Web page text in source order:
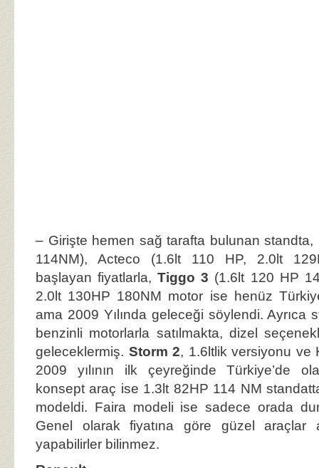
– Girişte hemen sağ tarafta bulunan standta,
114NM), Acteco (1.6lt 110 HP, 2.0lt
başlayan fiyatlarla,Tiggo 3 (1.6lt 120 HP
2.0lt 130HP 180NM motor ise henüz
ama 2009 Yılında geleceği söylendi. Ayrıca
benzinli motorlarla satılmakta, dizel
geleceklermiş. Storm 2, 1.6ltlik versiyonu ve
2009 yılının ilk çeyreğinde Türkiye’de
konsept araç ise 1.3lt 82HP 114 NM
modeldi. Faira modeli ise sadece orada
Genel olarak fiyatına göre güzel araçlar
yapabilirler bilinmez.